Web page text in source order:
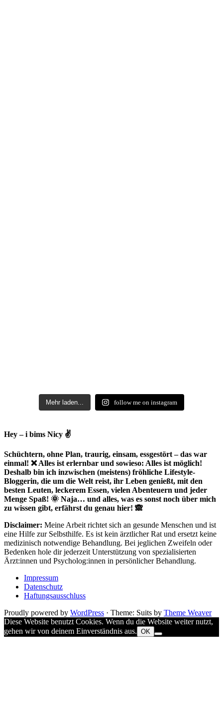
Mehr laden... follow me on instagram
Hey – i bims Nicy ✌
Schüchtern, ohne Plan, traurig, einsam, essgestört – das war
einmal! ❌ Alles ist erlernbar und sowieso: Alles ist möglich!
Deshalb bin ich inzwischen (meistens) fröhliche Lifestyle-
Bloggerin, die um die Welt reist, ihr Leben genießt, mit den
besten Leuten, leckerem Essen, vielen Abenteuern und jeder
Menge Spaß! 🌞 Naja… und alles, was es sonst noch über mich
zu wissen gibt, erfährst du genau hier! 🙈
Disclaimer: Meine Arbeit richtet sich an gesunde Menschen und ist
eine Hilfe zur Selbsthilfe. Es ist kein ärztlicher Rat und ersetzt keine
medizinisch notwendige Behandlung. Bei jeglichen Zweifeln oder
Bedenken hole dir jederzeit Unterstützung von spezialisierten
Ärzt:innen und Psycholog:innen in persönlicher Behandlung.
Impressum
Datenschutz
Haftungsausschluss
Proudly powered by WordPress · Theme: Suits by Theme Weaver
Diese Website benutzt Cookies. Wenn du die Website weiter nutzt,
gehen wir von deinem Einverständnis aus. OK